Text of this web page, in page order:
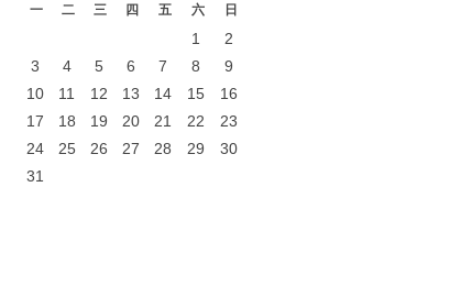
一 二 三 四 五 六 日
1
2
3
4 5 6 7 8
9
10
11 12 13 14 15
16
17
18 19 20 21 22
23
24
25 26 27 28 29
30
31